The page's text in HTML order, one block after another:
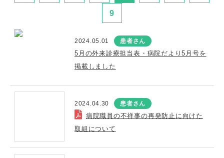
9
2024.05.01 患者さん
5月の外来診療担当表・病院だより5月号を
掲載しました
2024.04.30 患者さん
病院職員の不祥事の再発防止に向けた
取組について